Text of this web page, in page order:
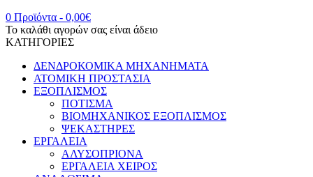
0 Προϊόντα - 0,00€
Το καλάθι αγορών σας είναι άδειο
ΚΑΤΗΓΟΡΙΕΣ
ΔΕΝΔΡΟΚΟΜΙΚΑ ΜΗΧΑΝΗΜΑΤΑ
ΑΤΟΜΙΚΗ ΠΡΟΣΤΑΣΙΑ
ΕΞΟΠΛΙΣΜΟΣ
ΠΟΤΙΣΜΑ
ΒΙΟΜΗΧΑΝΙΚΟΣ ΕΞΟΠΛΙΣΜΟΣ
ΨΕΚΑΣΤΗΡΕΣ
ΕΡΓΑΛΕΙΑ
ΑΛΥΣΟΠΡΙΟΝΑ
ΕΡΓΑΛΕΙΑ ΧΕΙΡΟΣ